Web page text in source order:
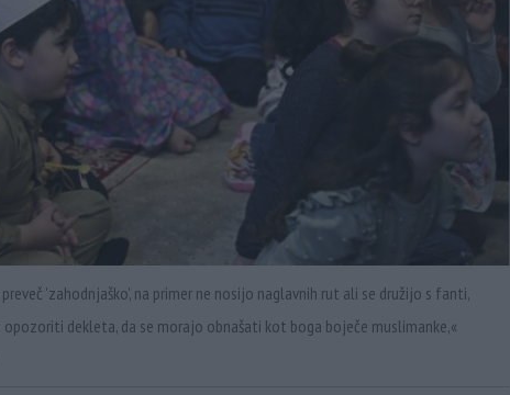
'zahodnjaško', na primer ne nosijo naglavnih rut ali se družijo s fanti,
dekleta, da se morajo obnašati kot boga boječe muslimanke,«